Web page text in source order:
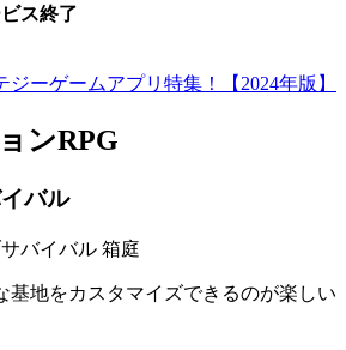
ス終了
ーゲームアプリ特集！【2024年版】
ンRPG
バル
基地をカスタマイズできるのが楽しい